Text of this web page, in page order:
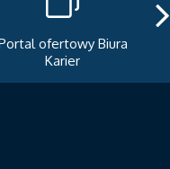
ofertowy Biura
Karier